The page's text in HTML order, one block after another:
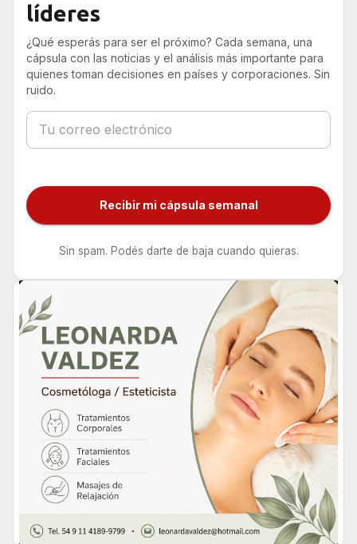
líderes
¿Qué esperás para ser el próximo? Cada semana, una
cápsula con las noticias y el análisis más importante para
quienes toman decisiones en países y corporaciones. Sin
ruido.
Recibir mi cápsula semanal
Sin spam. Podés darte de baja cuando quieras.